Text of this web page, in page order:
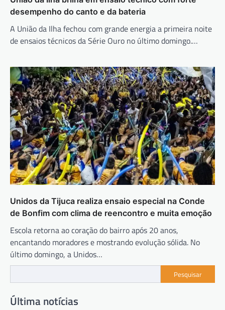
desempenho do canto e da bateria
A União da Ilha fechou com grande energia a primeira noite
de ensaios técnicos da Série Ouro no último domingo.…
Unidos da Tijuca realiza ensaio especial na Conde
de Bonfim com clima de reencontro e muita emoção
Escola retorna ao coração do bairro após 20 anos,
encantando moradores e mostrando evolução sólida. No
último domingo, a Unidos…
Pesquisar
Última notícias